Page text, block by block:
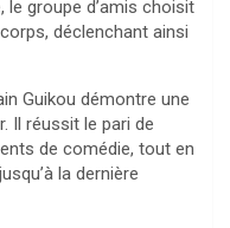
le groupe d’amis choisit
déclenchant ainsi
Guikou démontre une
Il réussit le pari de
de comédie, tout en
la dernière